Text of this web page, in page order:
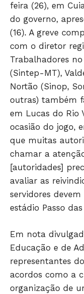
feira (26), em
do governo,
(16). A greve
com o diretor
Trabalhadores
(Sintep-MT),
Nortão (Sinop,
outras) também
em Lucas do Rio
ocasião do jogo,
que muitas
chamar a
[autoridades]
avaliar as
servidores
estádio Passo
Em nota
Educação e de
representantes
acordos como a
organização de